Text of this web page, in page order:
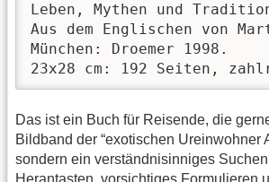
Leben, Mythen und
Aus dem Englischen von
München: Droemer 1998.
23x28 cm: 192 Seiten,
Das ist ein Buch für Reisende, die
Bildband der “exotischen Ureinwohner
sondern ein verständnisinniges
Herantasten, vorsichtiges Formulieren